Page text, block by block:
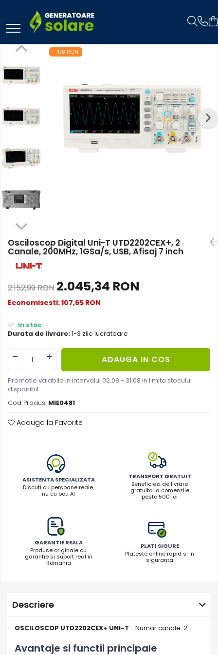
Toate Produsele
Acasa
Statii de Alimentare Portabile
Cauta dupa capacitate
Intre 1000-2000W
Intre 2000-3000W
Bluetti
EcoFlow
Pecron
Oscal
Vezi toate statiile
Accesorii Statii de Alimentare
Kituri Generatoare Solare
Cauta dupa capacitate
Intre 1000-2000W
Intre 2000-3000W
Cauta dupa marca
EcoFlow
Anker
Pecron
Oscal
Toate generatoarele
Panouri Solare Pliabile
Oscal
Kituri solare pentru balcon
Frigidere Portabile
Componente Fotovoltaice
Incarcatoare solare
Interfete si cabluri
fotovoltaice
Osciloscop Digital Uni-T UTD2202CEX+, 2
Canale, 200MHz, 1GSa/s, USB, Afisaj 7 inch
-108 RON
2.152,99 RON 2.045,34 RON
Economisesti:107,65 RON
In stoc
Durata de livrare:1-3 zile lucratoare
ADAUGA IN COS
Promotie valabila in intervalul 02.08 - 31.08 in limita stocului
disponibil.
Cod Produs: MIE0481
Adauga la Favorite
ASISTENTA SPECIALIZATA
Discuti cu persoane reale,
nu cu boti AI
TRANSPORT GRATUIT
Beneficiezi de livrare
gratuita la comenzile
peste 500 lei
GARANTIE REALA
Produse originale cu
garantie si suport real in
Romania
PLATI SIGURE
Plateste online rapid si in
siguranta
Descriere
OSCILOSCOP UTD2202CEX+ UNI-T - Numar canale: 2
Avantaje si functii principale